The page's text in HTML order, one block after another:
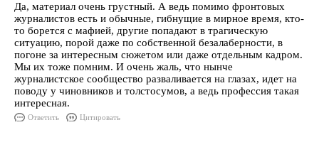
Да, материал очень грустный. А ведь помимо фронтовых
журналистов есть и обычные, гибнущие в мирное время, кто-
то борется с мафией, другие попадают в трагическую
ситуацию, порой даже по собственной безалаберности, в
погоне за интересным сюжетом или даже отдельным кадром.
Мы их тоже помним. И очень жаль, что нынче
журналистское сообщество разваливается на глазах, идет на
поводу у чиновников и толстосумов, а ведь профессия такая
интересная.
Ответить Цитировать